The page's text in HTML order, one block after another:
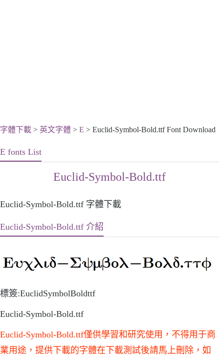
字體下載 > 英文字體 > E > Euclid-Symbol-Bold.ttf Font Download
E fonts List
Euclid-Symbol-Bold.ttf
Euclid-Symbol-Bold.ttf 字體下載
Euclid-Symbol-Bold.ttf 介紹
標簽:EuclidSymbolBoldttf
Euclid-Symbol-Bold.ttf
Euclid-Symbol-Bold.ttf僅供學習和研究使用，不得用于商
業用途，提供下載的字體在下載測試後請馬上刪除，如